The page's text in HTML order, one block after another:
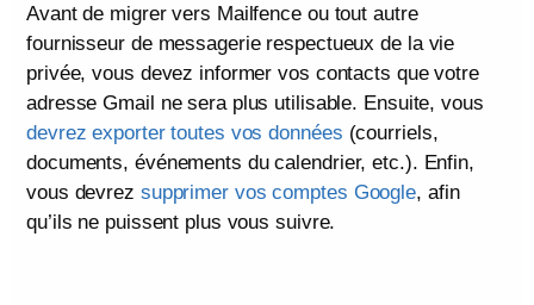
Avant de migrer vers Mailfence ou tout autre
fournisseur de messagerie respectueux de la vie
privée, vous devez informer vos contacts que votre
adresse Gmail ne sera plus utilisable. Ensuite, vous
devrez exporter toutes vos données (courriels,
documents, événements du calendrier, etc.). Enfin,
vous devrez supprimer vos comptes Google, afin
qu’ils ne puissent plus vous suivre.